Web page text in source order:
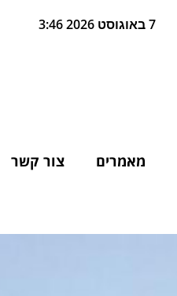
7 באוגוסט 2026 3:46
מאמרים צור קשר